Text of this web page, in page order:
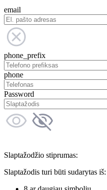
email
phone_prefix
phone
Password
Slaptažodžio stiprumas:
Slaptažodis turi būti sudarytas iš: